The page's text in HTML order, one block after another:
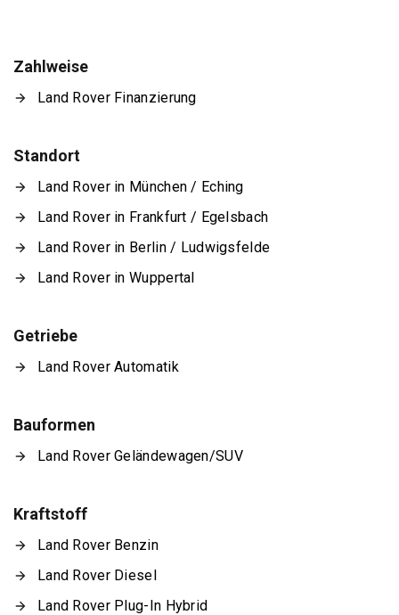
Zahlweise
Land Rover Finanzierung
Standort
Land Rover in München / Eching
Land Rover in Frankfurt / Egelsbach
Land Rover in Berlin / Ludwigsfelde
Land Rover in Wuppertal
Getriebe
Land Rover Automatik
Bauformen
Land Rover Geländewagen/SUV
Kraftstoff
Land Rover Benzin
Land Rover Diesel
Land Rover Plug-In Hybrid